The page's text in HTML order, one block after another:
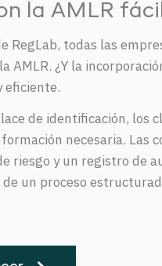
la AMLR
RegLab, todas las
AMLR. ¿Y la
eficiente.
de identificación, los
necesaria. Las
riesgo y un registro de
un proceso